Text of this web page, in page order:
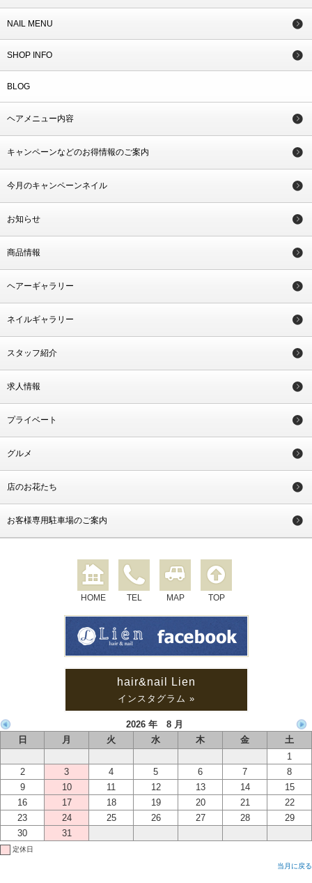
NAIL MENU
SHOP INFO
BLOG
ヘアメニュー内容
キャンペーンなどのお得情報のご案内
今月のキャンペーンネイル
お知らせ
商品情報
ヘアーギャラリー
ネイルギャラリー
スタッフ紹介
求人情報
プライベート
グルメ
店のお花たち
お客様専用駐車場のご案内
HOME TEL MAP TOP
hair&nail Lien
インスタグラム »
2026 年 8 月
日
月 火 水 木 金
土
1
2
3 4 5 6 7
8
9
10 11 12 13 14
15
16
17 18 19 20 21
22
23
24 25 26 27 28
29
30
31
定休日
当月に戻る